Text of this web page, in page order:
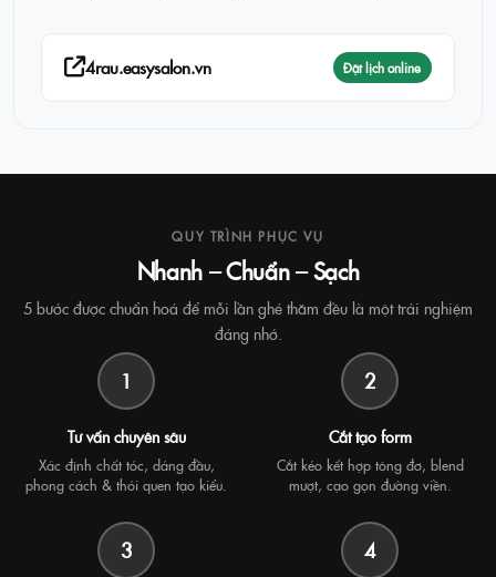
4rau.easysalon.vn Đặt lịch online
QUY TRÌNH PHỤC VỤ
Nhanh – Chuẩn – Sạch
5 bước được chuẩn hoá để mỗi lần ghé thăm đều là một trải nghiệm
đáng nhớ.
1
Tư vấn chuyên sâu
Xác định chất tóc, dáng đầu,
phong cách & thói quen tạo kiểu.
2
Cắt tạo form
Cắt kéo kết hợp tông đơ, blend
mượt, cạo gọn đường viền.
3 4